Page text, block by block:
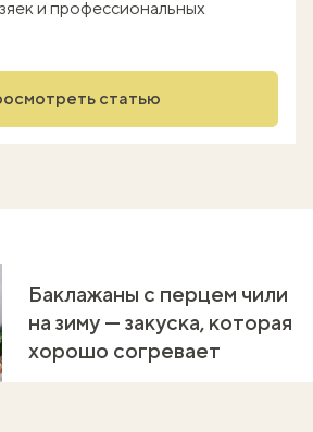
и профессиональных
статью
Баклажаны с перцем чили
на зиму — закуска, которая
хорошо согревает